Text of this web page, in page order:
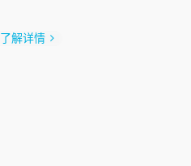
了解详情